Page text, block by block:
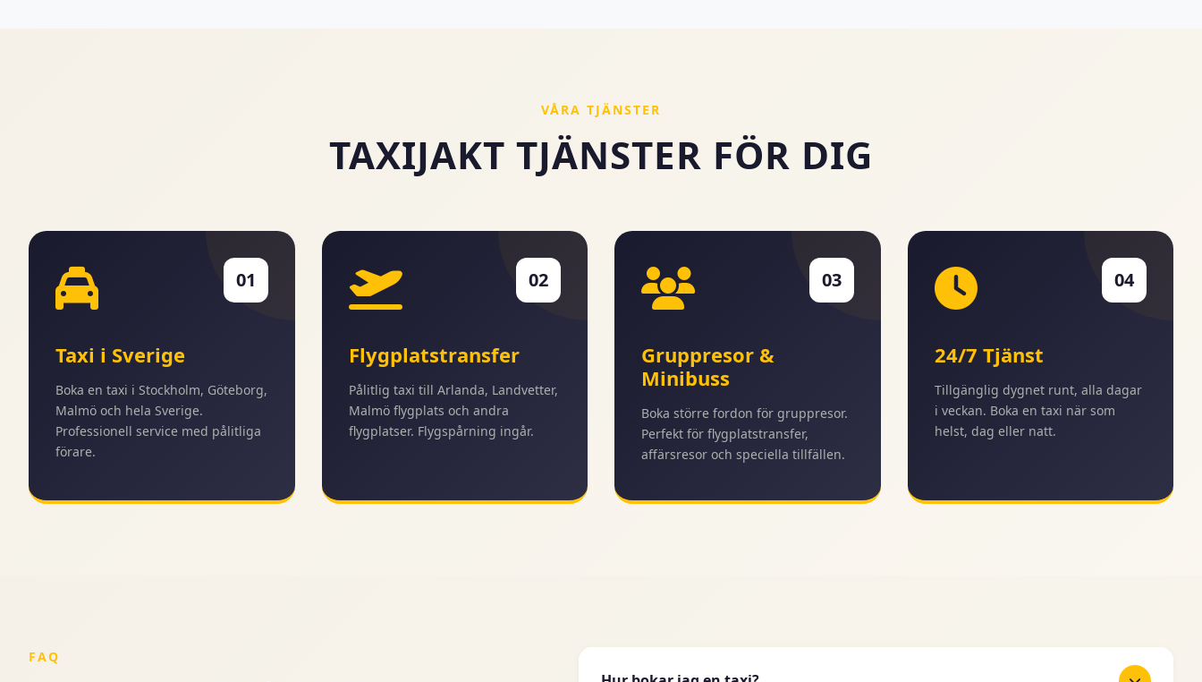
VÅRA TJÄNSTER
TAXIJAKT TJÄNSTER FÖR DIG
01
Taxi i Sverige
Boka en taxi i Stockholm, Göteborg,
Malmö och hela Sverige.
Professionell service med pålitliga
förare.
02
Flygplatstransfer
Pålitlig taxi till Arlanda, Landvetter,
Malmö flygplats och andra
flygplatser. Flygspårning ingår.
03
Gruppresor &
Minibuss
Boka större fordon för gruppresor.
Perfekt för flygplatstransfer,
affärsresor och speciella tillfällen.
04
24/7 Tjänst
Tillgänglig dygnet runt, alla dagar
i veckan. Boka en taxi när som
helst, dag eller natt.
FAQ